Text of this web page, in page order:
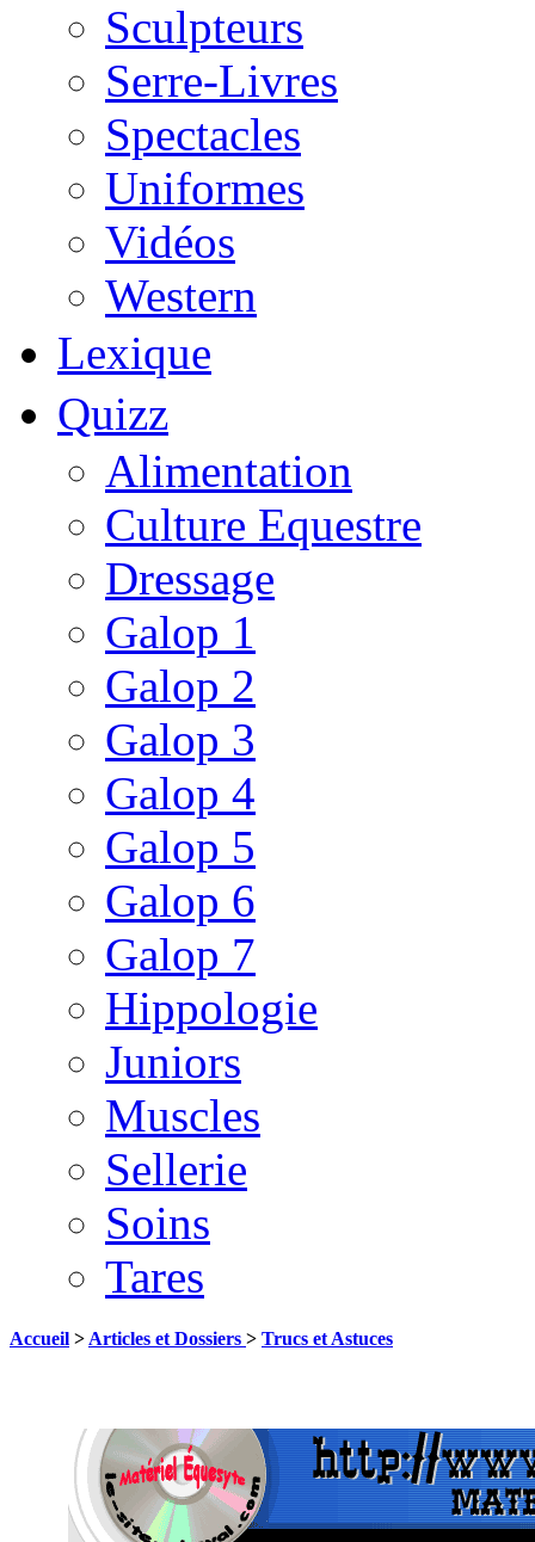
Sculpteurs
Serre-Livres
Spectacles
Uniformes
Vidéos
Western
Lexique
Quizz
Alimentation
Culture Equestre
Dressage
Galop 1
Galop 2
Galop 3
Galop 4
Galop 5
Galop 6
Galop 7
Hippologie
Juniors
Muscles
Sellerie
Soins
Tares
Accueil > Articles et Dossiers > Trucs et Astuces